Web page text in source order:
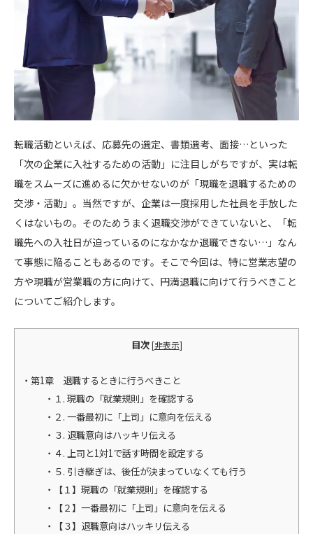
転職活動といえば、応募先の選定、書類選考、面接…といった
「次の企業に入社するための活動」に注目しがちですが、実は転
職をスムーズに進めるに欠かせないのが「現職を退職するための
交渉・活動」。当然ですが、企業は一度採用した社員を手放した
くはないもの。そのためうまく退職交渉ができていないと、「転
職先への入社日が迫っているのになかなか退職できない…」なん
て事態に陥ることもあるのです。そこで今回は、特に営業志望の
方や現職が営業職の方に向けて、円満退職に向けて行うべきこと
についてご紹介します。
目次 [非表示]
第1章 退職するときに行うべきこと
１. 現職の「就業規則」を確認する
２. 一番最初に「上司」に意向を伝える
３. 退職意向はハッキリ伝える
４. 上司と1対1で話す時間を設定する
５. 引き継ぎは、後任が決まっていなくても行う
【１】現職の「就業規則」を確認する
【２】一番最初に「上司」に意向を伝える
【３】退職意向はハッキリ伝える